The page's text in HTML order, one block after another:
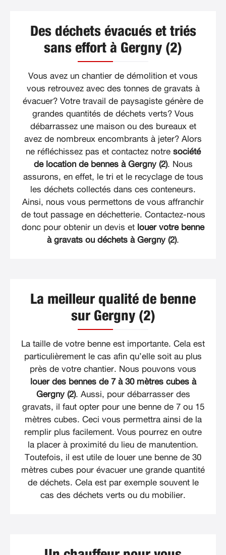
Des déchets évacués et triés
sans effort à Gergny (2)
Vous avez un chantier de démolition et vous
vous retrouvez avec des tonnes de gravats à
évacuer? Votre travail de paysagiste génère de
grandes quantités de déchets verts? Vous
débarrassez une maison ou des bureaux et
avez de nombreux encombrants à jeter? Alors
ne réfléchissez pas et contactez notre société
de location de bennes à Gergny (2). Nous
assurons, en effet, le tri et le recyclage de tous
les déchets collectés dans ces conteneurs.
Ainsi, nous vous permettons de vous affranchir
de tout passage en déchetterie. Contactez-nous
donc pour obtenir un devis et louer votre benne
à gravats ou déchets à Gergny (2).
La meilleur qualité de benne
sur Gergny (2)
La taille de votre benne est importante. Cela est
particulièrement le cas afin qu’elle soit au plus
près de votre chantier. Nous pouvons vous
louer des bennes de 7 à 30 mètres cubes à
Gergny (2). Aussi, pour débarrasser des
gravats, il faut opter pour une benne de 7 ou 15
mètres cubes. Ceci vous permettra ainsi de la
remplir plus facilement. Vous pourrez en outre
la placer à proximité du lieu de manutention.
Toutefois, il est utile de louer une benne de 30
mètres cubes pour évacuer une grande quantité
de déchets. Cela est par exemple souvent le
cas des déchets verts ou du mobilier.